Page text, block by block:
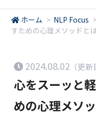
ホーム > NLP Focus
すための心理メソッドと
2024.08.02 （更
心をスーッと
めの心理メソ